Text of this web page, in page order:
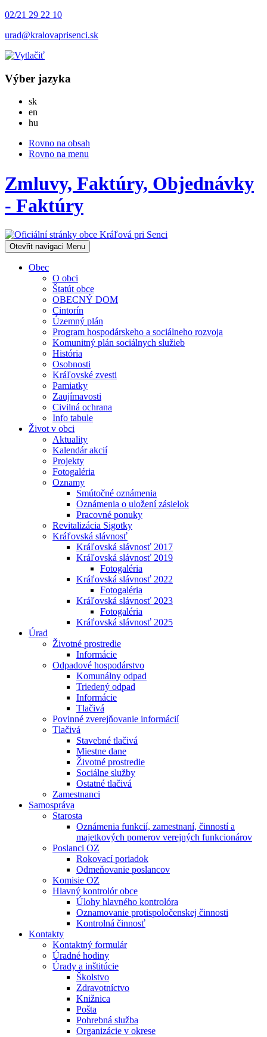
02/21 29 22 10
urad@kralovaprisenci.sk
Výber jazyka
skSlovensky
en
hu
Rovno na obsah
Rovno na menu
Zmluvy, Faktúry, Objednávky
- Faktúry
Otevřit navigaci Menu
Obec
O obci
Štatút obce
OBECNÝ DOM
Cintorín
Územný plán
Program hospodárskeho a sociálneho rozvoja
Komunitný plán sociálnych služieb
História
Osobnosti
Kráľovské zvesti
Pamiatky
Zaujímavosti
Civilná ochrana
Info tabule
Život v obci
Aktuality
Kalendár akcií
Projekty
Fotogaléria
Oznamy
Smútočné oznámenia
Oznámenia o uložení zásielok
Pracovné ponuky
Revitalizácia Sigotky
Kráľovská slávnosť
Kráľovská slávnosť 2017
Kráľovská slávnosť 2019
Fotogaléria
Kráľovská slávnosť 2022
Fotogaléria
Kráľovská slávnosť 2023
Fotogaléria
Kráľovská slávnosť 2025
Úrad
Životné prostredie
Informácie
Odpadové hospodárstvo
Komunálny odpad
Triedený odpad
Informácie
Tlačivá
Povinné zverejňovanie informácií
Tlačivá
Stavebné tlačivá
Miestne dane
Životné prostredie
Sociálne služby
Ostatné tlačivá
Zamestnanci
Samospráva
Starosta
Oznámenia funkcií, zamestnaní, činností a
majetkových pomerov verejných funkcionárov
Poslanci OZ
Rokovací poriadok
Odmeňovanie poslancov
Komisie OZ
Hlavný kontrolór obce
Úlohy hlavného kontrolóra
Oznamovanie protispoločenskej činnosti
Kontrolná činnosť
Kontakty
Kontaktný formulár
Úradné hodiny
Úrady a inštitúcie
Školstvo
Zdravotníctvo
Knižnica
Pošta
Pohrebná služba
Organizácie v okrese